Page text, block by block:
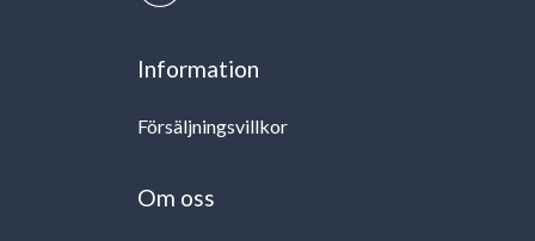
Information
Försäljningsvillkor
Om oss